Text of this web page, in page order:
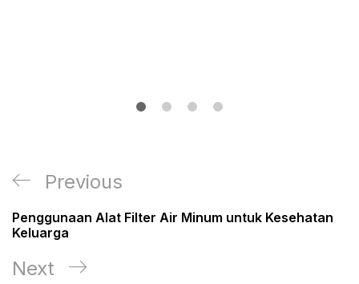
Post
Previous
Post
Previous
Penggunaan Alat Filter Air Minum untuk Kesehatan
Keluarga
Next
Next